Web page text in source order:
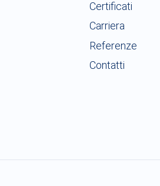
Certificati
Carriera
Referenze
Contatti